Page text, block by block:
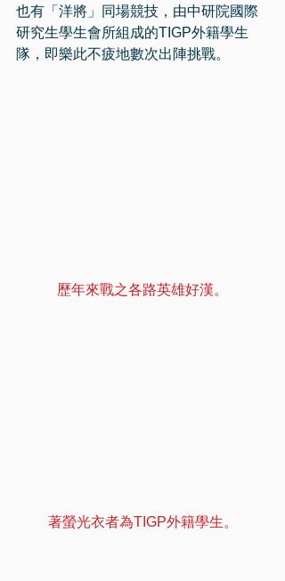
也有「洋將」同場競技，由中研院國際
研究生學生會所組成的TIGP外籍學生
隊，即樂此不疲地數次出陣挑戰。
歷年來戰之各路英雄好漢。
著螢光衣者為TIGP外籍學生。